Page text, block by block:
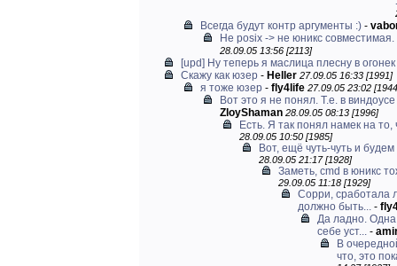
Всегда будут контр аргументы :) -
Не posix -> не юникс совместимая.
28.09.05 13:56 [2113]
[upd] Ну теперь я маслица плесну в огонек
Скажу как юзер - Heller 27.09.05 16:33 [1991]
я тоже юзер - fly4life 27.09.05 23:02
Вот это я не понял. Т.е. в
ZloyShaman 28.09.05 08:13 [1996]
Есть. Я так понял намек на то,
28.09.05 10:50 [1985]
Вот, ещё чуть-чуть и
28.09.05 21:17 [1928]
Заметь, cmd в юникс
29.09.05 11:18 [1929]
Сорри, сработала
должно быть... -
Да ладно.
себе уст... -
В
что, это